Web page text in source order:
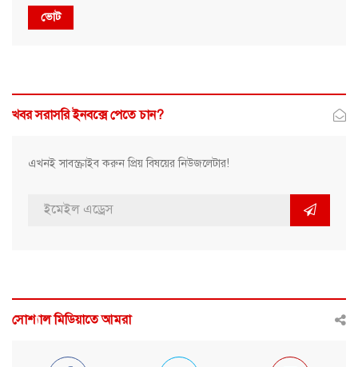
ভোট
খবর সরাসরি ইনবক্সে পেতে চান?
এখনই সাবস্ক্রাইব করুন প্রিয় বিষয়ের নিউজলেটার!
সোশ্যাল মিডিয়াতে আমরা